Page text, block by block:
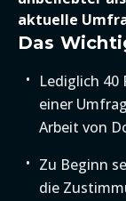
aktuelle
Das
Lediglich 40
einer
Arbeit von
Zu Beginn
die